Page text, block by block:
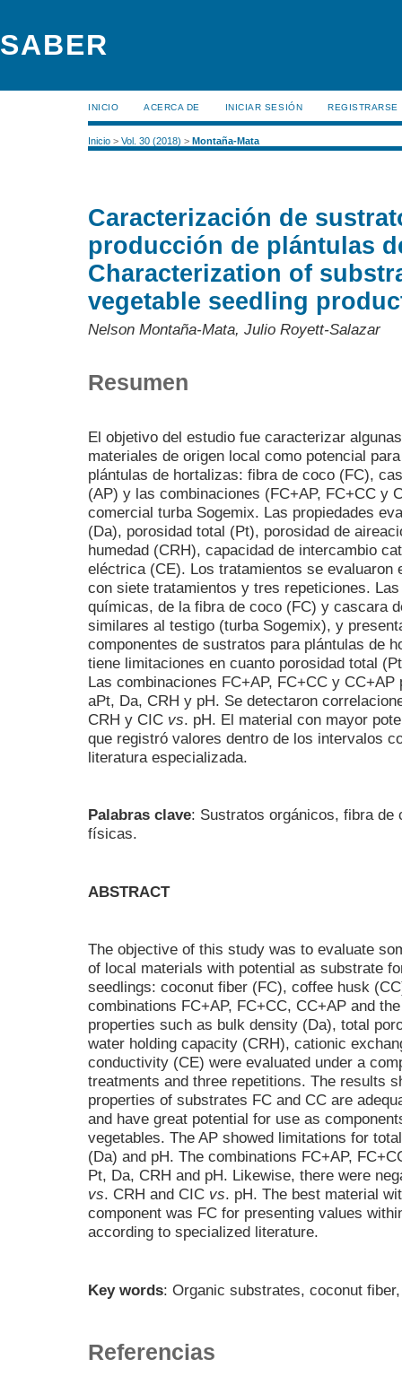
SABER
INICIO ACERCA DE INICIAR SESIÓN REGISTRARSE
Inicio > Vol. 30 (2018) > Montaña-Mata
Caracterización de
producción de plántulas
Characterization of
vegetable seedling
Nelson Montaña-Mata, Julio Royett-Salazar
Resumen
El objetivo del estudio fue caracterizar
materiales de origen local como potencial
plántulas de hortalizas: fibra de coco (FC),
(AP) y las combinaciones (FC+AP, FC+CC y
comercial turba Sogemix. Las propiedades
(Da), porosidad total (Pt), porosidad de
humedad (CRH), capacidad de intercambio
eléctrica (CE). Los tratamientos se evaluaron
con siete tratamientos y tres repeticiones.
químicas, de la fibra de coco (FC) y cascara
similares al testigo (turba Sogemix), y
componentes de sustratos para plántulas de
tiene limitaciones en cuanto porosidad total
Las combinaciones FC+AP, FC+CC y
aPt, Da, CRH y pH. Se detectaron
CRH y CIC vs. pH. El material con mayor
que registró valores dentro de los intervalos
literatura especializada.
Palabras clave: Sustratos orgánicos, fibra
físicas.
ABSTRACT
The objective of this study was to evaluate
of local materials with potential as substrate
seedlings: coconut fiber (FC), coffee husk
combinations FC+AP, FC+CC, CC+AP and
properties such as bulk density (Da), total
water holding capacity (CRH), cationic
conductivity (CE) were evaluated under a
treatments and three repetitions. The results
properties of substrates FC and CC are
and have great potential for use as
vegetables. The AP showed limitations for
(Da) and pH. The combinations FC+AP,
Pt, Da, CRH and pH. Likewise, there were
vs. CRH and CIC vs. pH. The best material
component was FC for presenting values
according to specialized literature.
Key words: Organic substrates, coconut
Referencias